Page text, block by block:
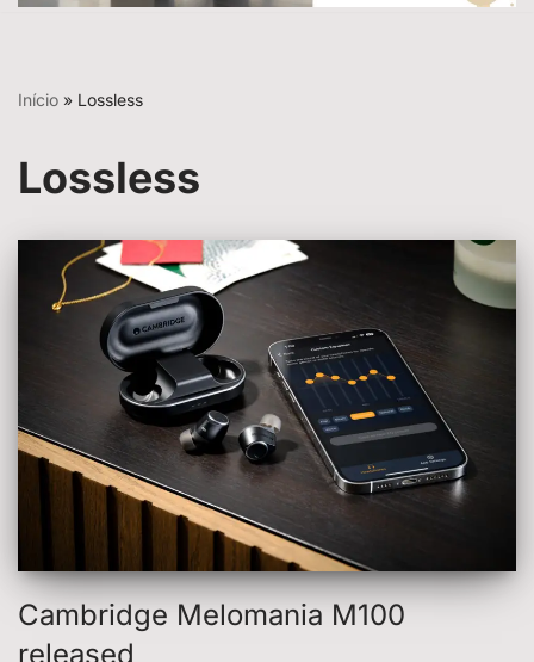
Início » Lossless
Lossless
Cambridge Melomania M100
released